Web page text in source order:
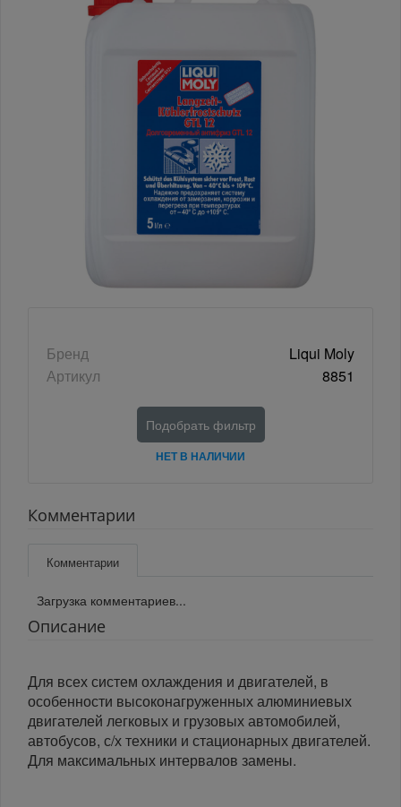
Бренд
Liqui Moly
Артикул
8851
Подобрать фильтр
НЕТ В НАЛИЧИИ
Комментарии
Комментарии
Загрузка комментариев...
Описание
Для всех систем охлаждения и двигателей, в
особенности высоконагруженных алюминиевых
двигателей легковых и грузовых автомобилей,
автобусов, с/х техники и стационарных двигателей.
Для максимальных интервалов замены.